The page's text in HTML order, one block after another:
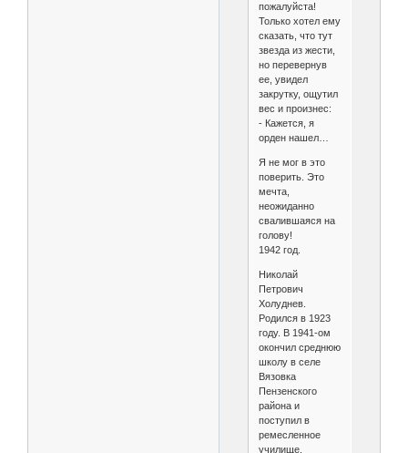
пожалуйста!
Только хотел ему
сказать, что тут
звезда из жести,
но перевернув
ее, увидел
закрутку, ощутил
вес и произнес:
- Кажется, я
орден нашел…
Я не мог в это
поверить. Это
мечта,
неожиданно
свалившаяся на
голову!
1942 год.
Николай
Петрович
Холуднев.
Родился в 1923
году. В 1941-ом
окончил среднюю
школу в селе
Вязовка
Пензенского
района и
поступил в
ремесленное
училище.